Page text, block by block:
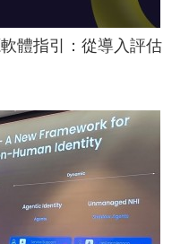
體指引：從導入評估